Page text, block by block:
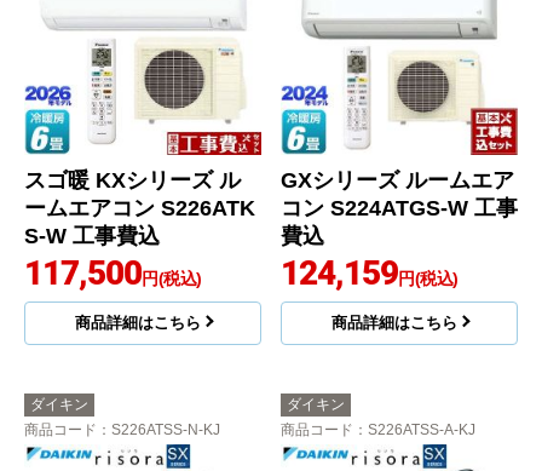
スゴ暖 KXシリーズ ル
ームエアコン S226ATK
S-W 工事費込
117,500円(税込)
商品詳細はこちら
GXシリーズ ルームエア
コン S224ATGS-W 工事
費込
124,159円(税込)
商品詳細はこちら
ダイキン
商品コード ：S226ATSS-N-KJ
ダイキン
商品コード ：S226ATSS-A-KJ